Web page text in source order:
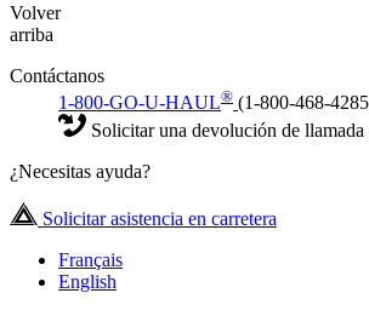
Volver
arriba
Contáctanos
1-800-GO-U-HAUL® (1-800-468-
Solicitar una devolución de llamada
¿Necesitas ayuda?
Solicitar asistencia en carretera
Français
English